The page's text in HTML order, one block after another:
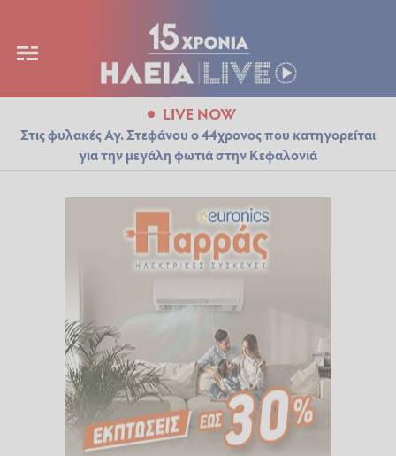
LIVE NOW
Στις φυλακές Αγ. Στεφάνου ο 44χρονος που κατηγορείται
για την μεγάλη φωτιά στην Κεφαλονιά